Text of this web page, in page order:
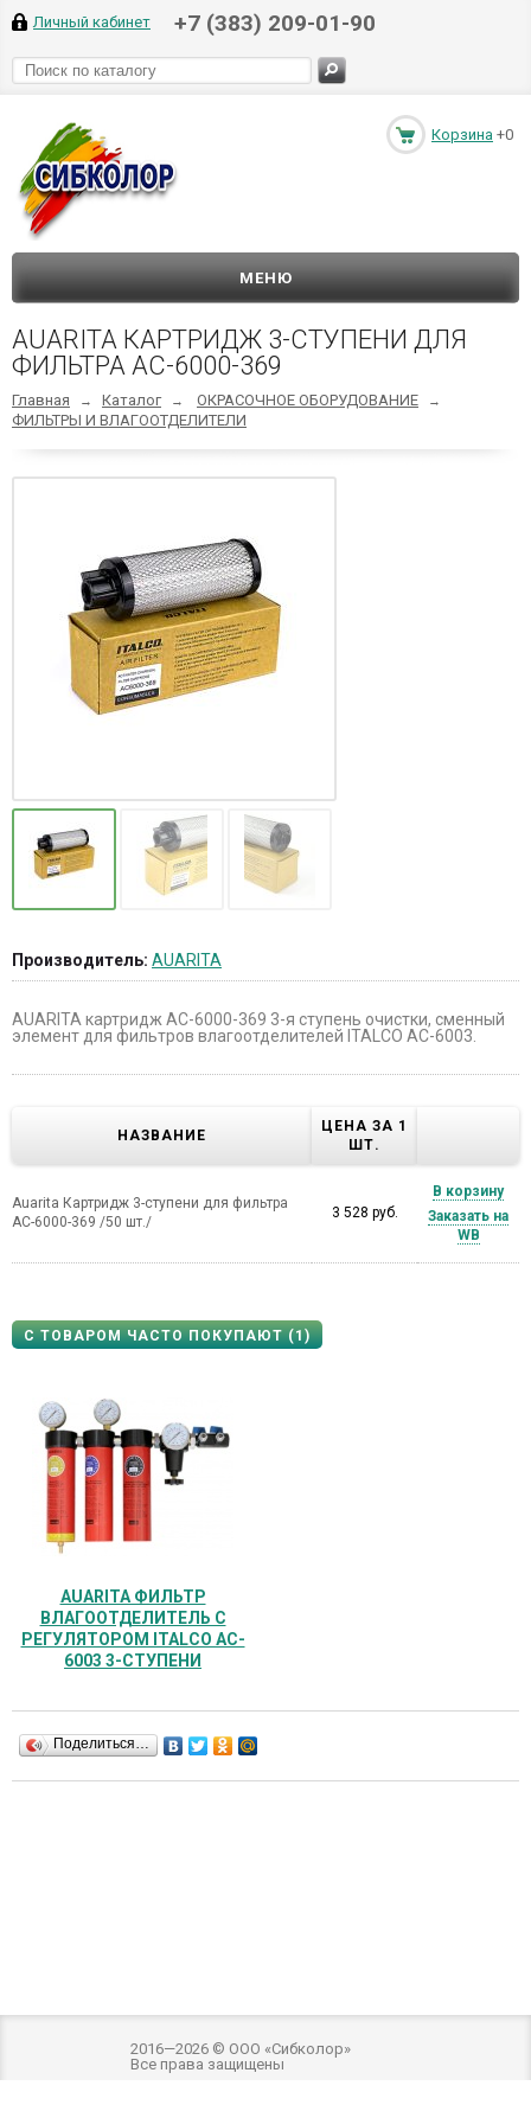
Личный кабинет +7 (383) 209-01-90
Корзина +0
МЕНЮ
AUARITA КАРТРИДЖ 3-СТУПЕНИ ДЛЯ
ФИЛЬТРА AC-6000-369
Главная → Каталог → ОКРАСОЧНОЕ ОБОРУДОВАНИЕ →
ФИЛЬТРЫ И ВЛАГООТДЕЛИТЕЛИ
Производитель: AUARITA
AUARITA картридж AC-6000-369 3-я ступень очистки, сменный
элемент для фильтров влагоотделителей ITALCO AC-6003.
НАЗВАНИЕ
ЦЕНА ЗА 1
ШТ.
Auarita Картридж 3-ступени для фильтра
AC-6000-369 /50 шт./
3 528 руб.
В корзину
Заказать на
WB
С ТОВАРОМ ЧАСТО ПОКУПАЮТ (1)
AUARITA ФИЛЬТР
ВЛАГООТДЕЛИТЕЛЬ С
РЕГУЛЯТОРОМ ITALCO AC-
6003 3-СТУПЕНИ
Поделиться…
2016—2026 © ООО «Сибколор»
Все права защищены